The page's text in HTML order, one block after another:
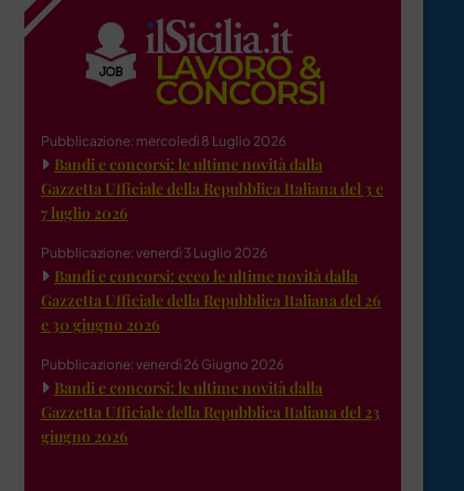
Pubblicazione: mercoledì 8 Luglio 2026
Bandi e concorsi: le ultime novità dalla
Gazzetta Ufficiale della Repubblica Italiana del 3 e
7 luglio 2026
Pubblicazione: venerdì 3 Luglio 2026
Bandi e concorsi: ecco le ultime novità dalla
Gazzetta Ufficiale della Repubblica Italiana del 26
e 30 giugno 2026
Pubblicazione: venerdì 26 Giugno 2026
Bandi e concorsi: le ultime novità dalla
Gazzetta Ufficiale della Repubblica Italiana del 23
giugno 2026